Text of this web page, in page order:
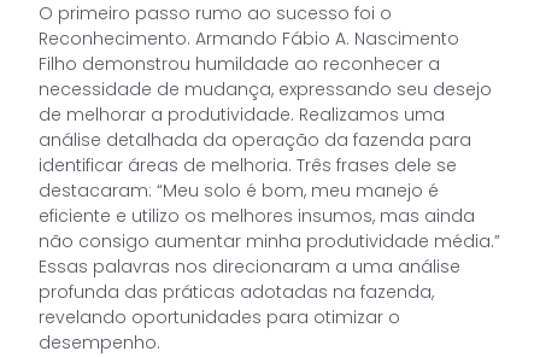
O primeiro passo rumo ao sucesso foi o
Reconhecimento. Armando Fábio A. Nascimento
Filho demonstrou humildade ao reconhecer a
necessidade de mudança, expressando seu desejo
de melhorar a produtividade. Realizamos uma
análise detalhada da operação da fazenda para
identificar áreas de melhoria. Três frases dele se
destacaram: “Meu solo é bom, meu manejo é
eficiente e utilizo os melhores insumos, mas ainda
não consigo aumentar minha produtividade média.”
Essas palavras nos direcionaram a uma análise
profunda das práticas adotadas na fazenda,
revelando oportunidades para otimizar o
desempenho.